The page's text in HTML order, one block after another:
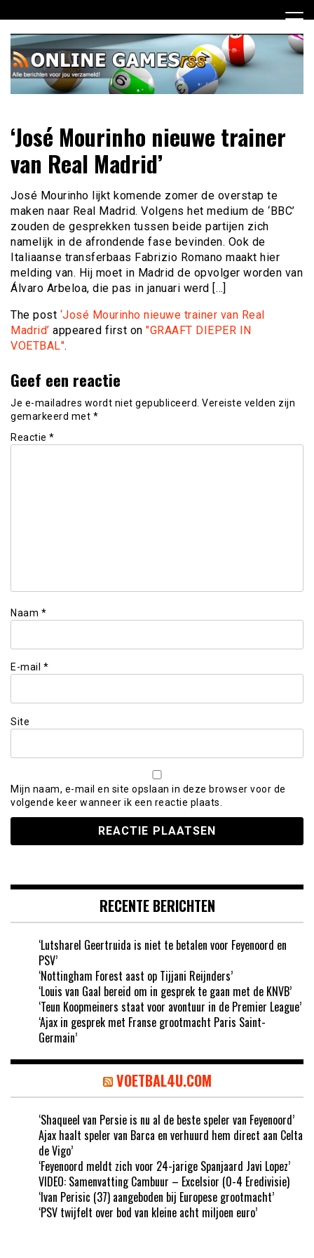
naar
inhoud
Online Games RSS
verzameld
‘José Mourinho nieuwe trainer
van Real Madrid’
José Mourinho lijkt komende zomer de overstap te
maken naar Real Madrid. Volgens het medium de ‘BBC’
zouden de gesprekken tussen beide partijen zich
namelijk in de afrondende fase bevinden. Ook de
Italiaanse transferbaas Fabrizio Romano maakt hier
melding van. Hij moet in Madrid de opvolger worden van
Álvaro Arbeloa, die pas in januari werd […]
The post ‘José Mourinho nieuwe trainer van Real
Madrid’ appeared first on "GRAAFT DIEPER IN
VOETBAL".
Geef een reactie
Je e-mailadres wordt niet gepubliceerd. Vereiste velden zijn
gemarkeerd met *
Reactie *
Naam *
E-mail *
Site
Mijn naam, e-mail en site opslaan in deze browser voor de
volgende keer wanneer ik een reactie plaats.
RECENTE BERICHTEN
‘Lutsharel Geertruida is niet te betalen voor Feyenoord en
PSV’
‘Nottingham Forest aast op Tijjani Reijnders’
‘Louis van Gaal bereid om in gesprek te gaan met de KNVB’
‘Teun Koopmeiners staat voor avontuur in de Premier League’
‘Ajax in gesprek met Franse grootmacht Paris Saint-
Germain’
VOETBAL4U.COM
‘Shaqueel van Persie is nu al de beste speler van Feyenoord’
Ajax haalt speler van Barca en verhuurd hem direct aan Celta
de Vigo’
‘Feyenoord meldt zich voor 24-jarige Spanjaard Javi Lopez’
VIDEO: Samenvatting Cambuur – Excelsior (0-4 Eredivisie)
‘Ivan Perisic (37) aangeboden bij Europese grootmacht’
‘PSV twijfelt over bod van kleine acht miljoen euro’